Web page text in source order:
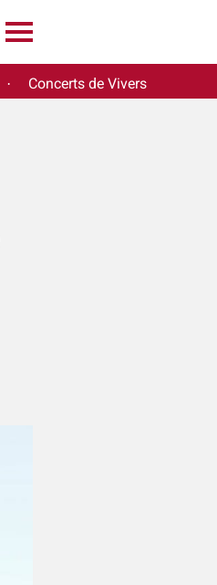
· Concerts de Vivers